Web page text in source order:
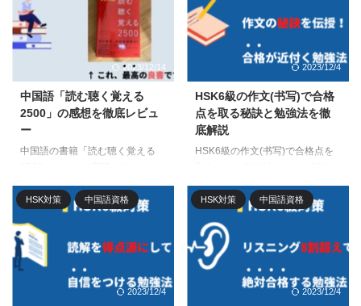
を手に入れることができるベルリ
ッツは本気でおすすめですよ。
資格対策にも使えるので、本書は
持っておいて損はないですよ。
2023/12/14
中国語「読む聴く覚える
2500」の感想を徹底レビュ
ー
中国語の書籍「読む聴く覚える
た感想をレビューしてみました。
本書はHSK6級レベルの人や、中
上級者の人にこそ使って欲しいお
すすめの一冊。本書で学習するこ
とで「中国語の総合力」を鍛えら
れるその理由を解説していきま
2023/12/4
HSK6級の作文(书写)で合格
点を取る秘訣と勉強法を徹
底解説
HSK6級の作文(书写)で合格点を
てみました。リスニングや読解に
比べて、作文は得点が伸びにくい
という特徴があります。それでも
確実に6割以上をマークするため
の勉強法を実践すれば、作文のせ
いで不合格になることもなくなり
HSK対策 中国語資格
2023/12/4
HSK対策 中国語資格
2023/12/4